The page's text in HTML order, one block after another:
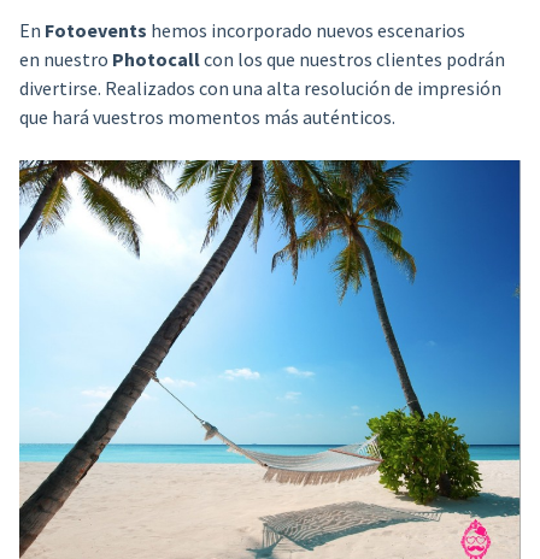
En Fotoevents hemos incorporado nuevos escenarios
en nuestro Photocallcon los que nuestros clientes podrán
divertirse. Realizados con una alta resolución de impresión
que hará vuestros momentos más auténticos.